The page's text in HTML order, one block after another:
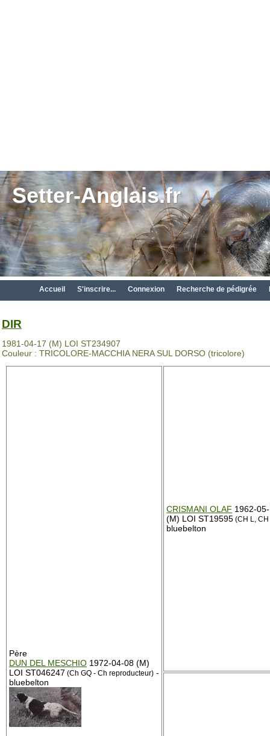
Setter-Anglais.fr
Accueil S'inscrire... Connexion Recherche de pédigrée
DIR
1981-04-17 (M) LOI ST234907
Couleur : TRICOLORE-MACCHIA NERA SUL DORSO (tricolore)
Père
DUN DEL MESCHIO 1972-04-08 (M)
LOI ST046247 (Ch GQ - Ch reproducteur) -
bluebelton
CRISMANI OLAF 1962-
(M) LOI ST19595 (CH L, CH
bluebelton